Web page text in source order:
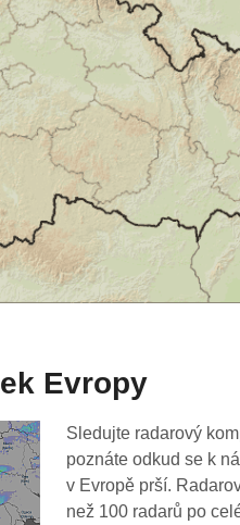
Evropy
Sledujte radarový
poznáte odkud se k
v Evropě prší.
než 100 radarů po